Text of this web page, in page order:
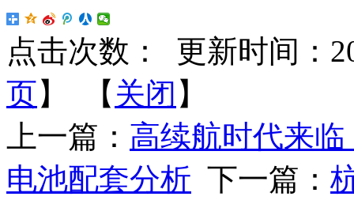
点击次数：
更新时间：
页】 【 关闭 】
上一篇： 高续航时代来
电池配套分析 下一篇：